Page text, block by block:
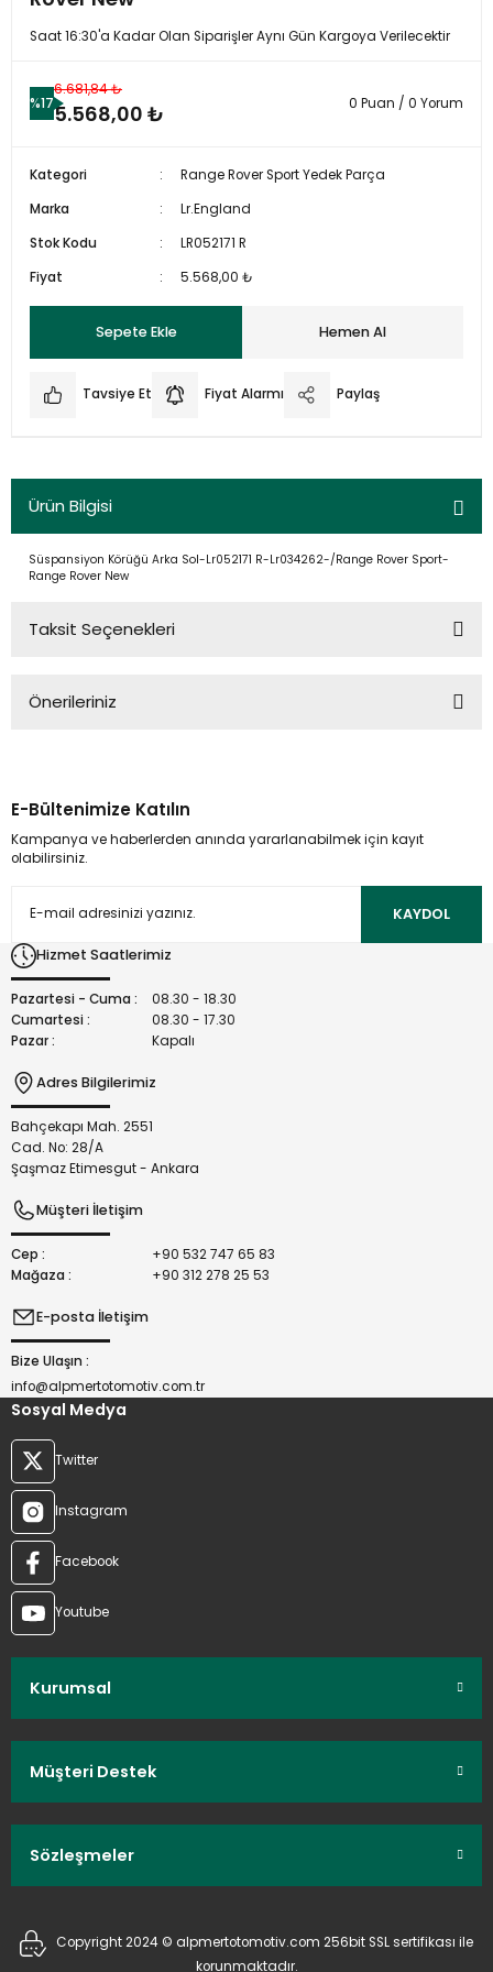
Saat 16:30'a Kadar Olan Siparişler Aynı Gün Kargoya Verilecektir
%17
6.681,84 ₺
5.568,00 ₺ 0 Puan / 0 Yorum
Kategori
Range Rover Sport Yedek Parça
Marka
Lr.England
Stok Kodu
LR052171 R
Fiyat
5.568,00 ₺
Sepete Ekle Hemen Al
Tavsiye Et Fiyat Alarmı Paylaş
Ürün Bilgisi
Süspansiyon Körüğü Arka Sol-Lr052171 R-Lr034262-/Range Rover Sport-
Range Rover New
Taksit Seçenekleri
Önerileriniz
kullanarak tarafımıza iletebilirsiniz.
Görüş ve önerileriniz için teşekkür ederiz.
Ürün açıklamasında eksik bilgiler bulunuyor.
Bu ürüne benzer farklı alternatifler olmalı.
E-Bültenimize Katılın
Kampanya ve haberlerden anında yararlanabilmek için kayıt
olabilirsiniz.
KAYDOL
Hizmet Saatlerimiz
Pazartesi - Cuma :
08.30 - 18.30
Cumartesi :
08.30 - 17.30
Pazar :
Kapalı
Adres Bilgilerimiz
Bahçekapı Mah. 2551
Cad. No: 28/A
Şaşmaz Etimesgut - Ankara
Müşteri İletişim
Cep :
+90 532 747 65 83
Mağaza :
+90 312 278 25 53
E-posta İletişim
Bize Ulaşın :
info@alpmertotomotiv.com.tr
Sosyal Medya
Twitter
Instagram
Facebook
Youtube
Kurumsal
Müşteri Destek
Sözleşmeler
Copyright 2024 © alpmertotomotiv.com 256bit SSL sertifikası ile
korunmaktadır.